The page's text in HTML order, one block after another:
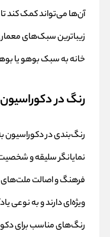
آن‌ها می‌تواند کمک کند
زیباترین سبک‌های
خانه به سبک بوهو یا
رنگ در
رنگ‌بندی در دکوراسیون
نمایانگر سلیقه و
فرهنگ و اصالت ملت‌های
ویژه‌ای دارند و به نوعی
رنگ‌های مناسب برای